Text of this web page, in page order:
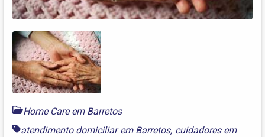
Home Care em Barretos
atendimento domiciliar em Barretos, cuidadores em